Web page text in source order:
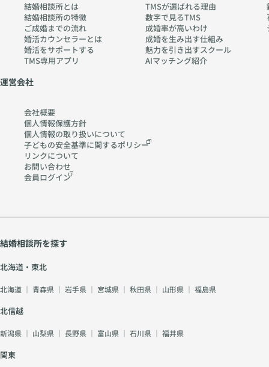
結婚相談所とは
結婚相談所の特徴
ご成婚までの流れ
婚活カウンセラーとは
婚活をサポートする
TMS専用アプリ
TMSが選ばれる理由
数字で見るTMS
成婚率が高いわけ
成婚を生み出す仕組み
魅力を引き出すスクール
AIマッチング紹介
運営会社
会社概要
個人情報保護方針
個人情報の取り扱いについて
子どもの安全基準に関するポリシー
リンクについて
お問い合わせ
会員ログイン
結婚相談所を探す
北海道・東北
北海道 ｜ 青森県 ｜ 岩手県 ｜ 宮城県 ｜ 秋田県 ｜ 山形県 ｜ 福島県
北信越
新潟県 ｜ 山梨県 ｜ 長野県 ｜ 富山県 ｜ 石川県 ｜ 福井県
関東